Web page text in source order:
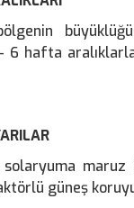
hafta
maruz
güneş